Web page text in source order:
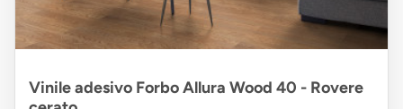
Vinile adesivo Forbo Allura Wood 40 - Rovere